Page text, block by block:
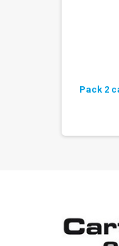
Pack 2